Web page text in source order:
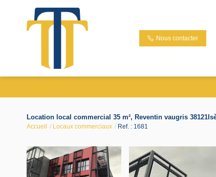
Nous contacter
Location local commercial 35 m², Reventin vaugris
Accueil Locaux commerciaux Ref. : 1681